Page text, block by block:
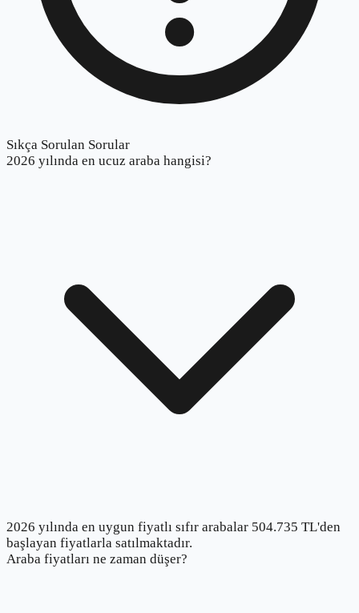
Sıkça Sorulan Sorular
2026 yılında en ucuz araba hangisi?
2026 yılında en uygun fiyatlı sıfır arabalar 504.735 TL'den
başlayan fiyatlarla satılmaktadır.
Araba fiyatları ne zaman düşer?